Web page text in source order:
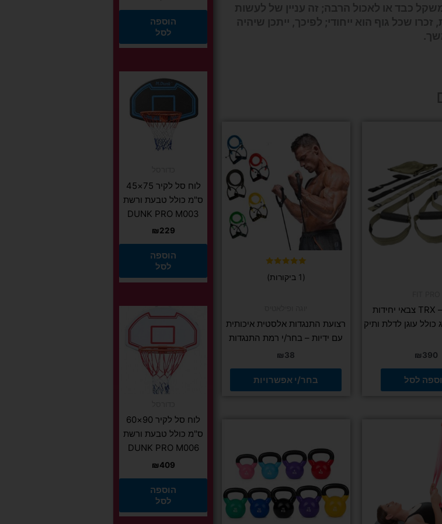
כבד או לאכול הרבה; זה עניין של לעשות
שכל גוף הוא ייחודי; לפיכך, ייתכן שיהיה
טיאראקס – TRX צבאי יחידות
כולל עוגן לדלת ותיק
₪390
לסל
5.00
(1 ביקורות)
רצועת התנגדות אלסטית איכותית
עם ידיות – בחר/י רמת התנגדות
₪38
בחר/י אפשרויות
מספר
סוגים.
ניתן
לבחור
את
האפשרויות
לבחור
יש
מספר
סוגים.
ניתן
לבחור
הוספה
לסל
לוח סל לקיר 75×45
ס"מ כולל טבעת ורשת
DUNK PRO M003
₪229
הוספה
לסל
לוח סל לקיר 90×60
ס"מ כולל טבעת ורשת
DUNK PRO M006
₪409
הוספה
לסל